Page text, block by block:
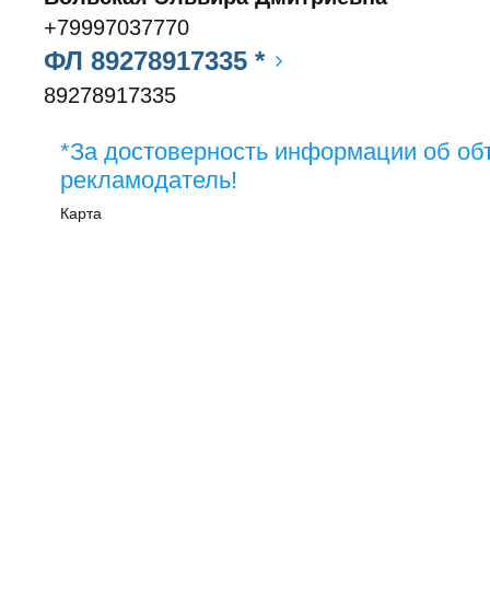
+79997037770
ФЛ 89278917335 *
89278917335
*За достоверность информации об
рекламодатель!
Карта